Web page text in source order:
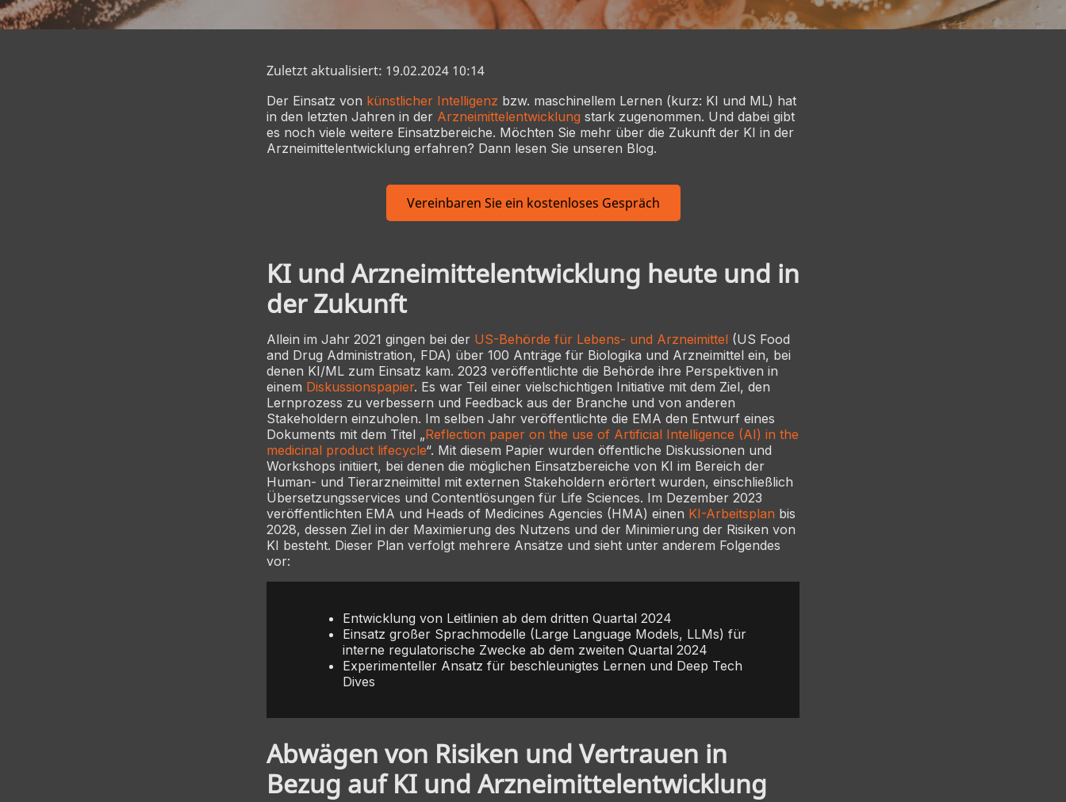
Zuletzt aktualisiert: 19.02.2024 10:14
Der Einsatz von künstlicher Intelligenz bzw. maschinellem Lernen (kurz: KI und ML) hat
in den letzten Jahren in der Arzneimittelentwicklung stark zugenommen. Und dabei gibt
es noch viele weitere Einsatzbereiche. Möchten Sie mehr über die Zukunft der KI in der
Arzneimittelentwicklung erfahren? Dann lesen Sie unseren Blog.
Vereinbaren Sie ein kostenloses Gespräch
KI und Arzneimittelentwicklung heute und in
der Zukunft
Allein im Jahr 2021 gingen bei der US-Behörde für Lebens- und Arzneimittel (US Food
and Drug Administration, FDA) über 100 Anträge für Biologika und Arzneimittel ein, bei
denen KI/ML zum Einsatz kam. 2023 veröffentlichte die Behörde ihre Perspektiven in
einem Diskussionspapier. Es war Teil einer vielschichtigen Initiative mit dem Ziel, den
Lernprozess zu verbessern und Feedback aus der Branche und von anderen
Stakeholdern einzuholen. Im selben Jahr veröffentlichte die EMA den Entwurf eines
Dokuments mit dem Titel „Reflection paper on the use of Artificial Intelligence (AI) in the
medicinal product lifecycle“. Mit diesem Papier wurden öffentliche Diskussionen und
Workshops initiiert, bei denen die möglichen Einsatzbereiche von KI im Bereich der
Human- und Tierarzneimittel mit externen Stakeholdern erörtert wurden, einschließlich
Übersetzungsservices und Contentlösungen für Life Sciences. Im Dezember 2023
veröffentlichten EMA und Heads of Medicines Agencies (HMA) einen KI-Arbeitsplan bis
2028, dessen Ziel in der Maximierung des Nutzens und der Minimierung der Risiken von
KI besteht. Dieser Plan verfolgt mehrere Ansätze und sieht unter anderem Folgendes
vor:
Entwicklung von Leitlinien ab dem dritten Quartal 2024
Einsatz großer Sprachmodelle (Large Language Models, LLMs) für
interne regulatorische Zwecke ab dem zweiten Quartal 2024
Experimenteller Ansatz für beschleunigtes Lernen und Deep Tech
Dives
Abwägen von Risiken und Vertrauen in
Bezug auf KI und Arzneimittelentwicklung